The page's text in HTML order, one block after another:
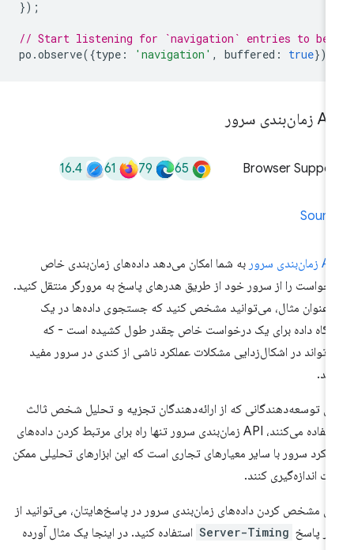
// Start listening for `navigation` entries to be
po.observe({type : 'navigation', buffered: true
Browser
65
79
61
16.4
به شما امکان می‌دهد داده‌های زمان‌بندی خاص
را از سرور خود از طریق هدرهای پاسخ به مرورگر منتقل کنید.
عنوان مثال، می‌توانید مشخص کنید که جستجوی داده‌ها در یک
داده برای یک درخواست خاص چقدر طول کشیده است - که
در اشکال‌زدایی مشکلات عملکرد ناشی از کندی در سرور مفید
توسعه‌دهندگانی که از ارائه‌دهندگان تجزیه و تحلیل شخص ثالث
استفاده می‌کنند، API زمان‌بندی سرور تنها راه برای مرتبط کردن داده‌های
سرور با سایر معیارهای تجاری است که این ابزارهای تحلیلی ممکن
اندازه‌گیری کنند.
مشخص کردن داده‌های زمان‌بندی سرور در پاسخ‌هایتان، می‌توانید از
پاسخ Server-Timing استفاده کنید. در اینجا یک مثال آورده